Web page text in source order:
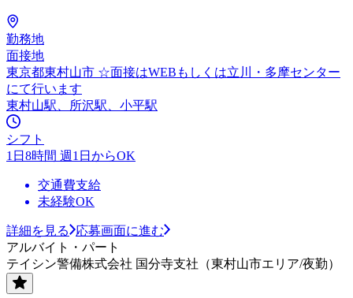
勤務地
面接地
東京都東村山市 ☆面接はWEBもしくは立川・多摩センター
にて行います
東村山駅、所沢駅、小平駅
シフト
1日8時間 週1日からOK
交通費支給
未経験OK
詳細を見る
応募画面に進む
アルバイト・パート
テイシン警備株式会社 国分寺支社（東村山市エリア/夜勤）